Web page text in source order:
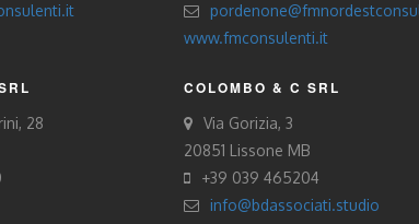
28
www.fmconsulenti.it
COLOMBO & C SRL
Via Gorizia, 3
20851 Lissone MB
+39 039 465204
info@bdassociati.studio